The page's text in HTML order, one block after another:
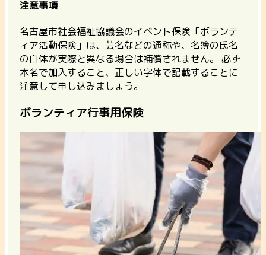
注意事項
名古屋市社会福祉協議会のイベント保険「ボランテ
ィア活動保険」は、芸名などの通称や、名簿の氏名
の自体が実際と異なる場合は補償されません。
必ず
本名で加入すること、正しい字体で記載することに
注意して申し込みましょう。
ボランティア行事用保険